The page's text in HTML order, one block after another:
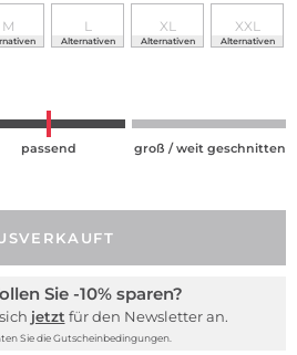
M L
Alternativen
XL
Alternativen
XXL
Alternativen
passend groß / weit geschnitten
Sie -10% sparen?
jetzt für den Newsletter an.
Sie die Gutscheinbedingungen.